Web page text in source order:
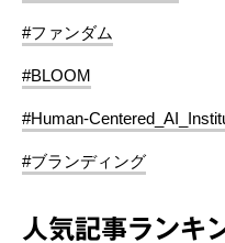
#ファンダム
#BLOOM
#Human-
#ブランディング
人気記事ランキ